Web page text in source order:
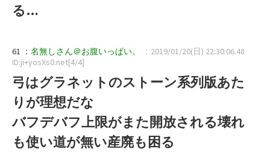
る…
61 ： 名無しさん＠お腹いっぱい。
：2019/01/20(日) 22:30:06.48
ID:ji+yosXs0.net[4/4]
弓はグラネットのストーン系列版あた
りが理想だな
バフデバフ上限がまた開放される壊れ
も使い道が無い産廃も困る